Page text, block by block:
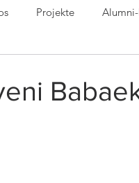
Projekte